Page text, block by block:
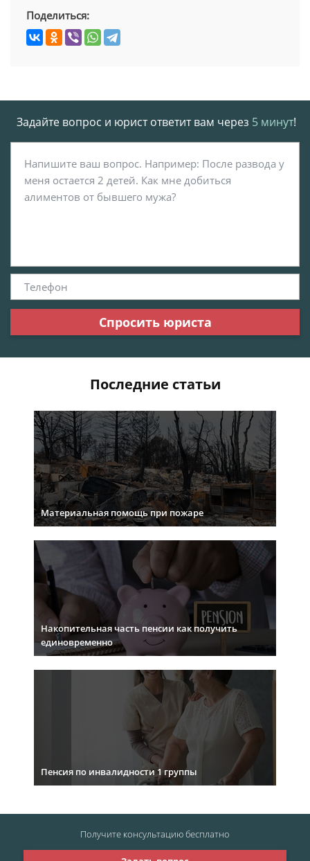
Поделиться:
Задайте вопрос и юрист ответит вам через 5 минут!
Спросить юриста
Последние статьи
Материальная помощь при пожаре
Накопительная часть пенсии как получить
единовременно
Пенсия по инвалидности 1 группы
Получите консультациюбесплатно